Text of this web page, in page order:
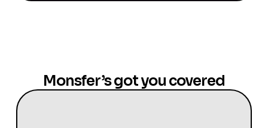
Monsfer’s got you covered